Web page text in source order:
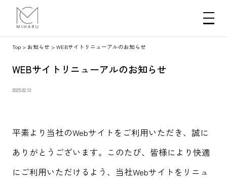
Top> お知らせ> WEBサイトリニューアルのお知らせ
WEBサイトリニューアルのお知らせ
2025.02.13
平素より当社のWebサイトをご利用いただき、誠に
ありがとうございます。このたび、皆様により快適
にご利用いただけるよう、当社Webサイトをリニュ